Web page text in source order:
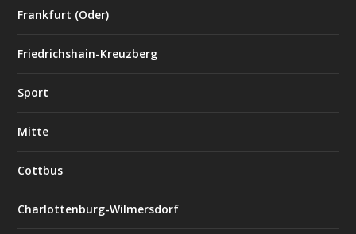
Frankfurt (Oder)
Friedrichshain-Kreuzberg
Sport
Mitte
Cottbus
Charlottenburg-Wilmersdorf